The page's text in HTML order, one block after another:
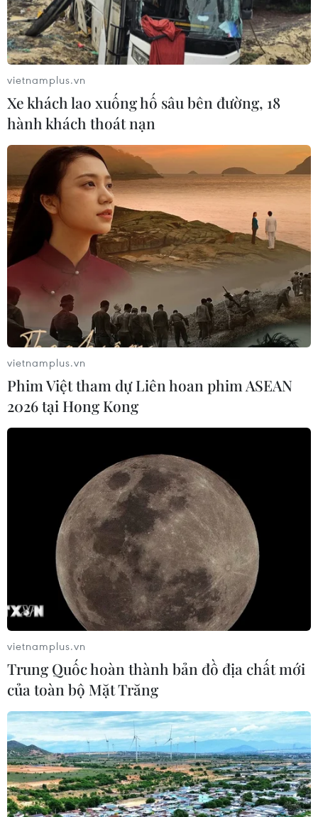
TIN CÙNG CHUYÊN MỤC
HLV Kim Sang-sik: 'Tôi mong Đình
Bắc vươn xa hơn tầm Đông Nam Á'
07/08/2026 16:54
vietnamplus.vn
Xe khách lao xuống hố sâu bên đường, 18
hành khách thoát nạn
vietnamplus.vn
Phim Việt tham dự Liên hoan phim ASEAN
2026 tại Hong Kong
vietnamplus.vn
Trung Quốc hoàn thành bản đồ địa chất mới
của toàn bộ Mặt Trăng